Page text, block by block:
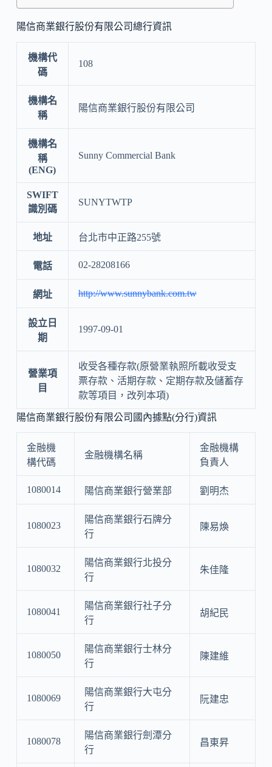
陽信商業銀行股份有限公司總行資訊
機構代
碼
108
機構名
稱
陽信商業銀行股份有限公司
機構名
稱
(ENG)
Sunny Commercial Bank
SWIFT
識別碼
SUNYTWTP
地址 台北市中正路255號
電話 02-28208166
網址 http://www.sunnybank.com.tw
設立日
期
1997-09-01
營業項
目
收受各種存款(原營業執照所載收受支
票存款、活期存款、定期存款及儲蓄存
款等項目，改列本項)
陽信商業銀行股份有限公司國內據點(分行)資訊
金融機
構代碼
金融機構名稱
金融機構
負責人
1080014 陽信商業銀行營業部 劉明杰
1080023
陽信商業銀行石牌分
行
陳易煥
1080032
陽信商業銀行北投分
行
朱佳隆
1080041
陽信商業銀行社子分
行
胡紀民
1080050
陽信商業銀行士林分
行
陳建維
1080069
陽信商業銀行大屯分
行
阮建忠
1080078
陽信商業銀行劍潭分
行
昌東昇